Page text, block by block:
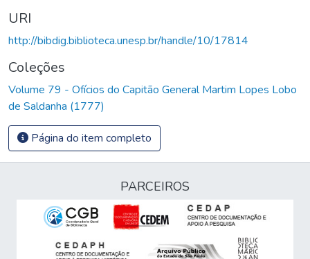
URI
http://bibdig.biblioteca.unesp.br/handle/10/17814
Coleções
Volume 79 - Ofícios do Capitão General Martim Lopes Lobo
de Saldanha (1777)
Página do item completo
PARCEIROS